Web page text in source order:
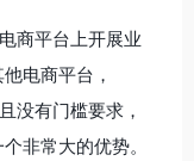
商平台上开展业
电商平台，
没有门槛要求，
非常大的优势。